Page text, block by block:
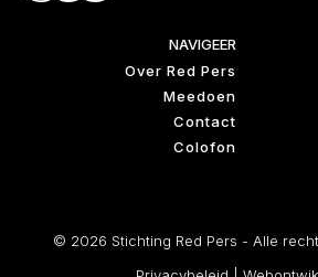
NAVIGEER
Over Red Pers
Meedoen
Contact
Colofon
© 2026 Stichting Red Pers - Alle